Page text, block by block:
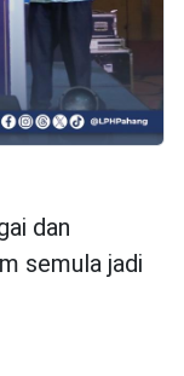
dan
semula jadi